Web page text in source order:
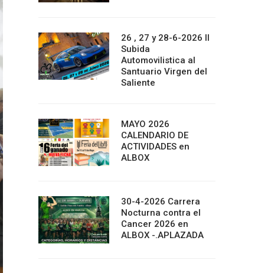
26 , 27 y 28-6-2026 II
Subida
Automovilistica al
Santuario Virgen del
Saliente
MAYO 2026
CALENDARIO DE
ACTIVIDADES en
ALBOX
30-4-2026 Carrera
Nocturna contra el
Cancer 2026 en
ALBOX -.APLAZADA